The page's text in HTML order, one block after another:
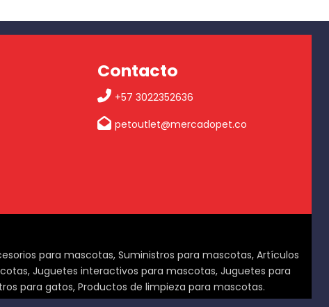
Contacto
+57 3022352636
petoutlet@mercadopet.co
para mascotas, Suministros para mascotas, Artículos
Juguetes interactivos para mascotas, Juguetes para
para gatos, Productos de limpieza para mascotas.